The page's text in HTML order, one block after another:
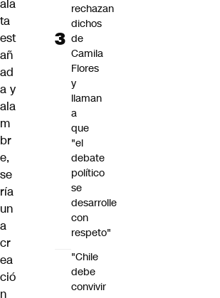
ala
ta
est
añ
ad
a y
ala
m
br
e,
se
ría
un
a
cr
ea
ció
n
rechazan
dichos
de
Camila
Flores
y
llaman
a
que
"el
debate
político
se
desarrolle
con
respeto"
"Chile
debe
convivir